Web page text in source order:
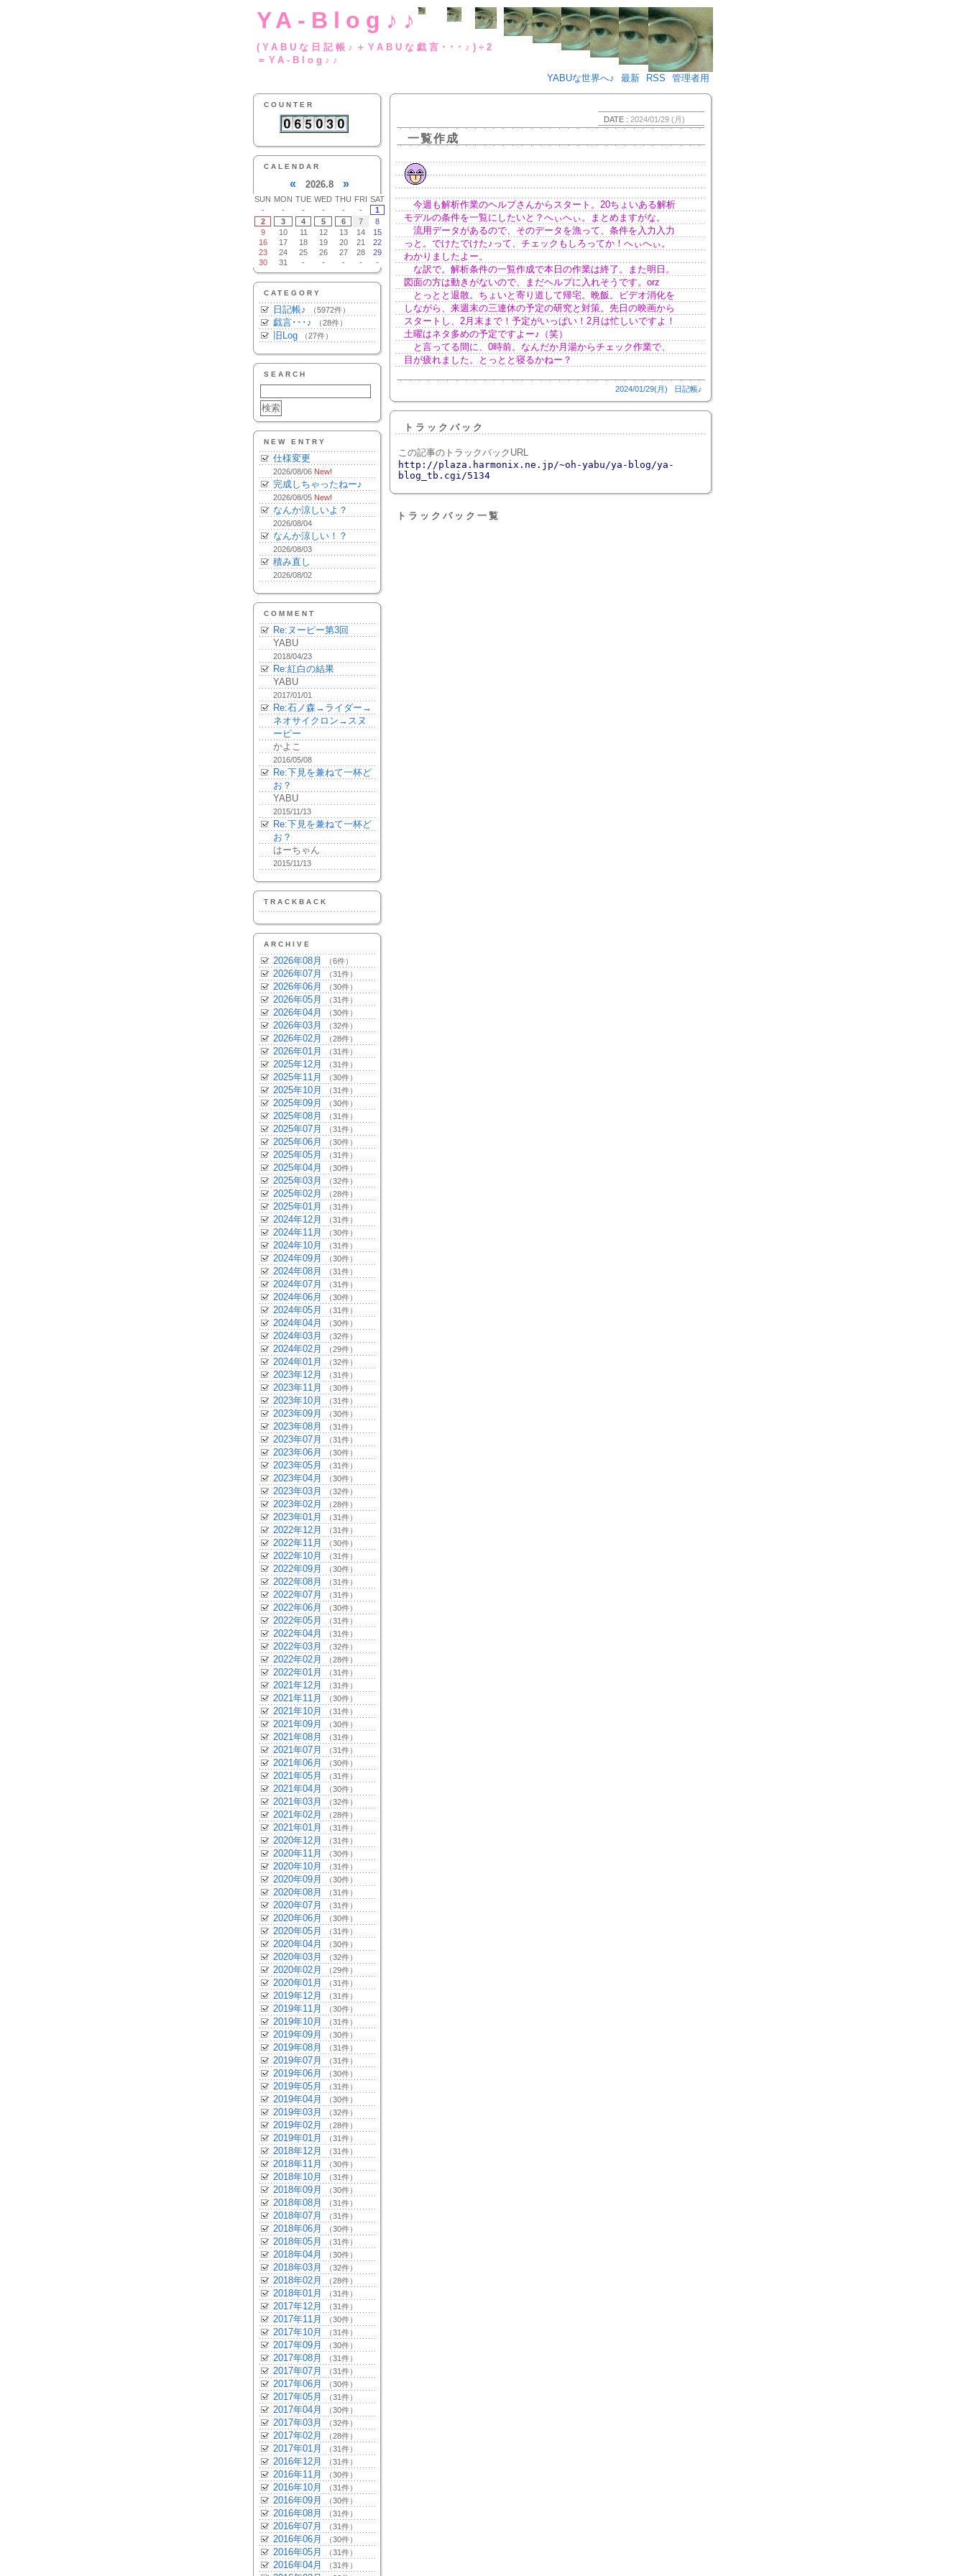
YA-Blog♪♪
(YABUな日記帳♪＋YABUな戯言･･･♪)÷2
＝YA-Blog♪♪
YABUな世界へ♪
最新 RSS 管理者用
COUNTER
CALENDAR
« 2026.8 »
SUN MON TUE WED THU FRI SAT
-
- - - - -
1
2
3 4 5 6 7
8
9
10 11 12 13 14
15
16
17 18 19 20 21
22
23
24 25 26 27 28
29
30
31 - - - - -
CATEGORY
日記帳♪ （5972件）
戯言･･･♪ （28件）
旧Log （27件）
SEARCH
NEW ENTRY
仕様変更
2026/08/06 New!
完成しちゃったねー♪
2026/08/05 New!
なんか涼しいよ？
2026/08/04
なんか涼しい！？
2026/08/03
積み直し
2026/08/02
COMMENT
Re:ヌーピー第3回
YABU
2018/04/23
Re:紅白の結果
YABU
2017/01/01
Re:石ノ森→ライダー→
ネオサイクロン→スヌ
ーピー
かよこ
2016/05/08
Re:下見を兼ねて一杯ど
お？
YABU
2015/11/13
Re:下見を兼ねて一杯ど
お？
はーちゃん
2015/11/13
TRACKBACK
ARCHIVE
2026年08月 （6件）
2026年07月 （31件）
2026年06月 （30件）
2026年05月 （31件）
2026年04月 （30件）
2026年03月 （32件）
2026年02月 （28件）
2026年01月 （31件）
2025年12月 （31件）
2025年11月 （30件）
2025年10月 （31件）
2025年09月 （30件）
2025年08月 （31件）
2025年07月 （31件）
2025年06月 （30件）
2025年05月 （31件）
2025年04月 （30件）
2025年03月 （32件）
2025年02月 （28件）
2025年01月 （31件）
2024年12月 （31件）
2024年11月 （30件）
2024年10月 （31件）
2024年09月 （30件）
2024年08月 （31件）
2024年07月 （31件）
2024年06月 （30件）
2024年05月 （31件）
2024年04月 （30件）
2024年03月 （32件）
2024年02月 （29件）
2024年01月 （32件）
2023年12月 （31件）
2023年11月 （30件）
2023年10月 （31件）
2023年09月 （30件）
2023年08月 （31件）
2023年07月 （31件）
2023年06月 （30件）
2023年05月 （31件）
2023年04月 （30件）
2023年03月 （32件）
2023年02月 （28件）
2023年01月 （31件）
2022年12月 （31件）
2022年11月 （30件）
2022年10月 （31件）
2022年09月 （30件）
2022年08月 （31件）
2022年07月 （31件）
2022年06月 （30件）
2022年05月 （31件）
2022年04月 （31件）
2022年03月 （32件）
2022年02月 （28件）
2022年01月 （31件）
2021年12月 （31件）
2021年11月 （30件）
2021年10月 （31件）
2021年09月 （30件）
2021年08月 （31件）
2021年07月 （31件）
2021年06月 （30件）
2021年05月 （31件）
2021年04月 （30件）
2021年03月 （32件）
2021年02月 （28件）
2021年01月 （31件）
2020年12月 （31件）
2020年11月 （30件）
2020年10月 （31件）
2020年09月 （30件）
2020年08月 （31件）
2020年07月 （31件）
2020年06月 （30件）
2020年05月 （31件）
2020年04月 （30件）
2020年03月 （32件）
2020年02月 （29件）
2020年01月 （31件）
2019年12月 （31件）
2019年11月 （30件）
2019年10月 （31件）
2019年09月 （30件）
2019年08月 （31件）
2019年07月 （31件）
2019年06月 （30件）
2019年05月 （31件）
2019年04月 （30件）
2019年03月 （32件）
2019年02月 （28件）
2019年01月 （31件）
2018年12月 （31件）
2018年11月 （30件）
2018年10月 （31件）
2018年09月 （30件）
2018年08月 （31件）
2018年07月 （31件）
2018年06月 （30件）
2018年05月 （31件）
2018年04月 （30件）
2018年03月 （32件）
2018年02月 （28件）
2018年01月 （31件）
2017年12月 （31件）
2017年11月 （30件）
2017年10月 （31件）
2017年09月 （30件）
2017年08月 （31件）
2017年07月 （31件）
2017年06月 （30件）
2017年05月 （31件）
2017年04月 （30件）
2017年03月 （32件）
2017年02月 （28件）
2017年01月 （31件）
2016年12月 （31件）
2016年11月 （30件）
2016年10月 （31件）
2016年09月 （30件）
2016年08月 （31件）
2016年07月 （31件）
2016年06月 （30件）
2016年05月 （31件）
2016年04月 （31件）
DATE : 2024/01/29 (月)
一覧作成
今週も解析作業のヘルプさんからスタート。20ちょいある解析
モデルの条件を一覧にしたいと？へぃへぃ。まとめますがな。
流用データがあるので、そのデータを漁って、条件を入力入力
っと。でけたでけた♪って、チェックもしろってか！へぃへぃ。
わかりましたよー。
な訳で。解析条件の一覧作成で本日の作業は終了。また明日。
図面の方は動きがないので、まだヘルプに入れそうです。orz
とっとと退散。ちょいと寄り道して帰宅。晩飯。ビデオ消化を
しながら、来週末の三連休の予定の研究と対策。先日の映画から
スタートし、2月末まで！予定がいっぱい！2月は忙しいですよ！
土曜はネタ多めの予定ですよー♪（笑）
と言ってる間に、0時前。なんだか月湯からチェック作業で、
目が疲れました。とっとと寝るかねー？
2024/01/29(月) 日記帳♪
トラックバック
この記事のトラックバックURL
http://plaza.harmonix.ne.jp/~oh-yabu/ya-blog/ya-
blog_tb.cgi/5134
トラックバック一覧